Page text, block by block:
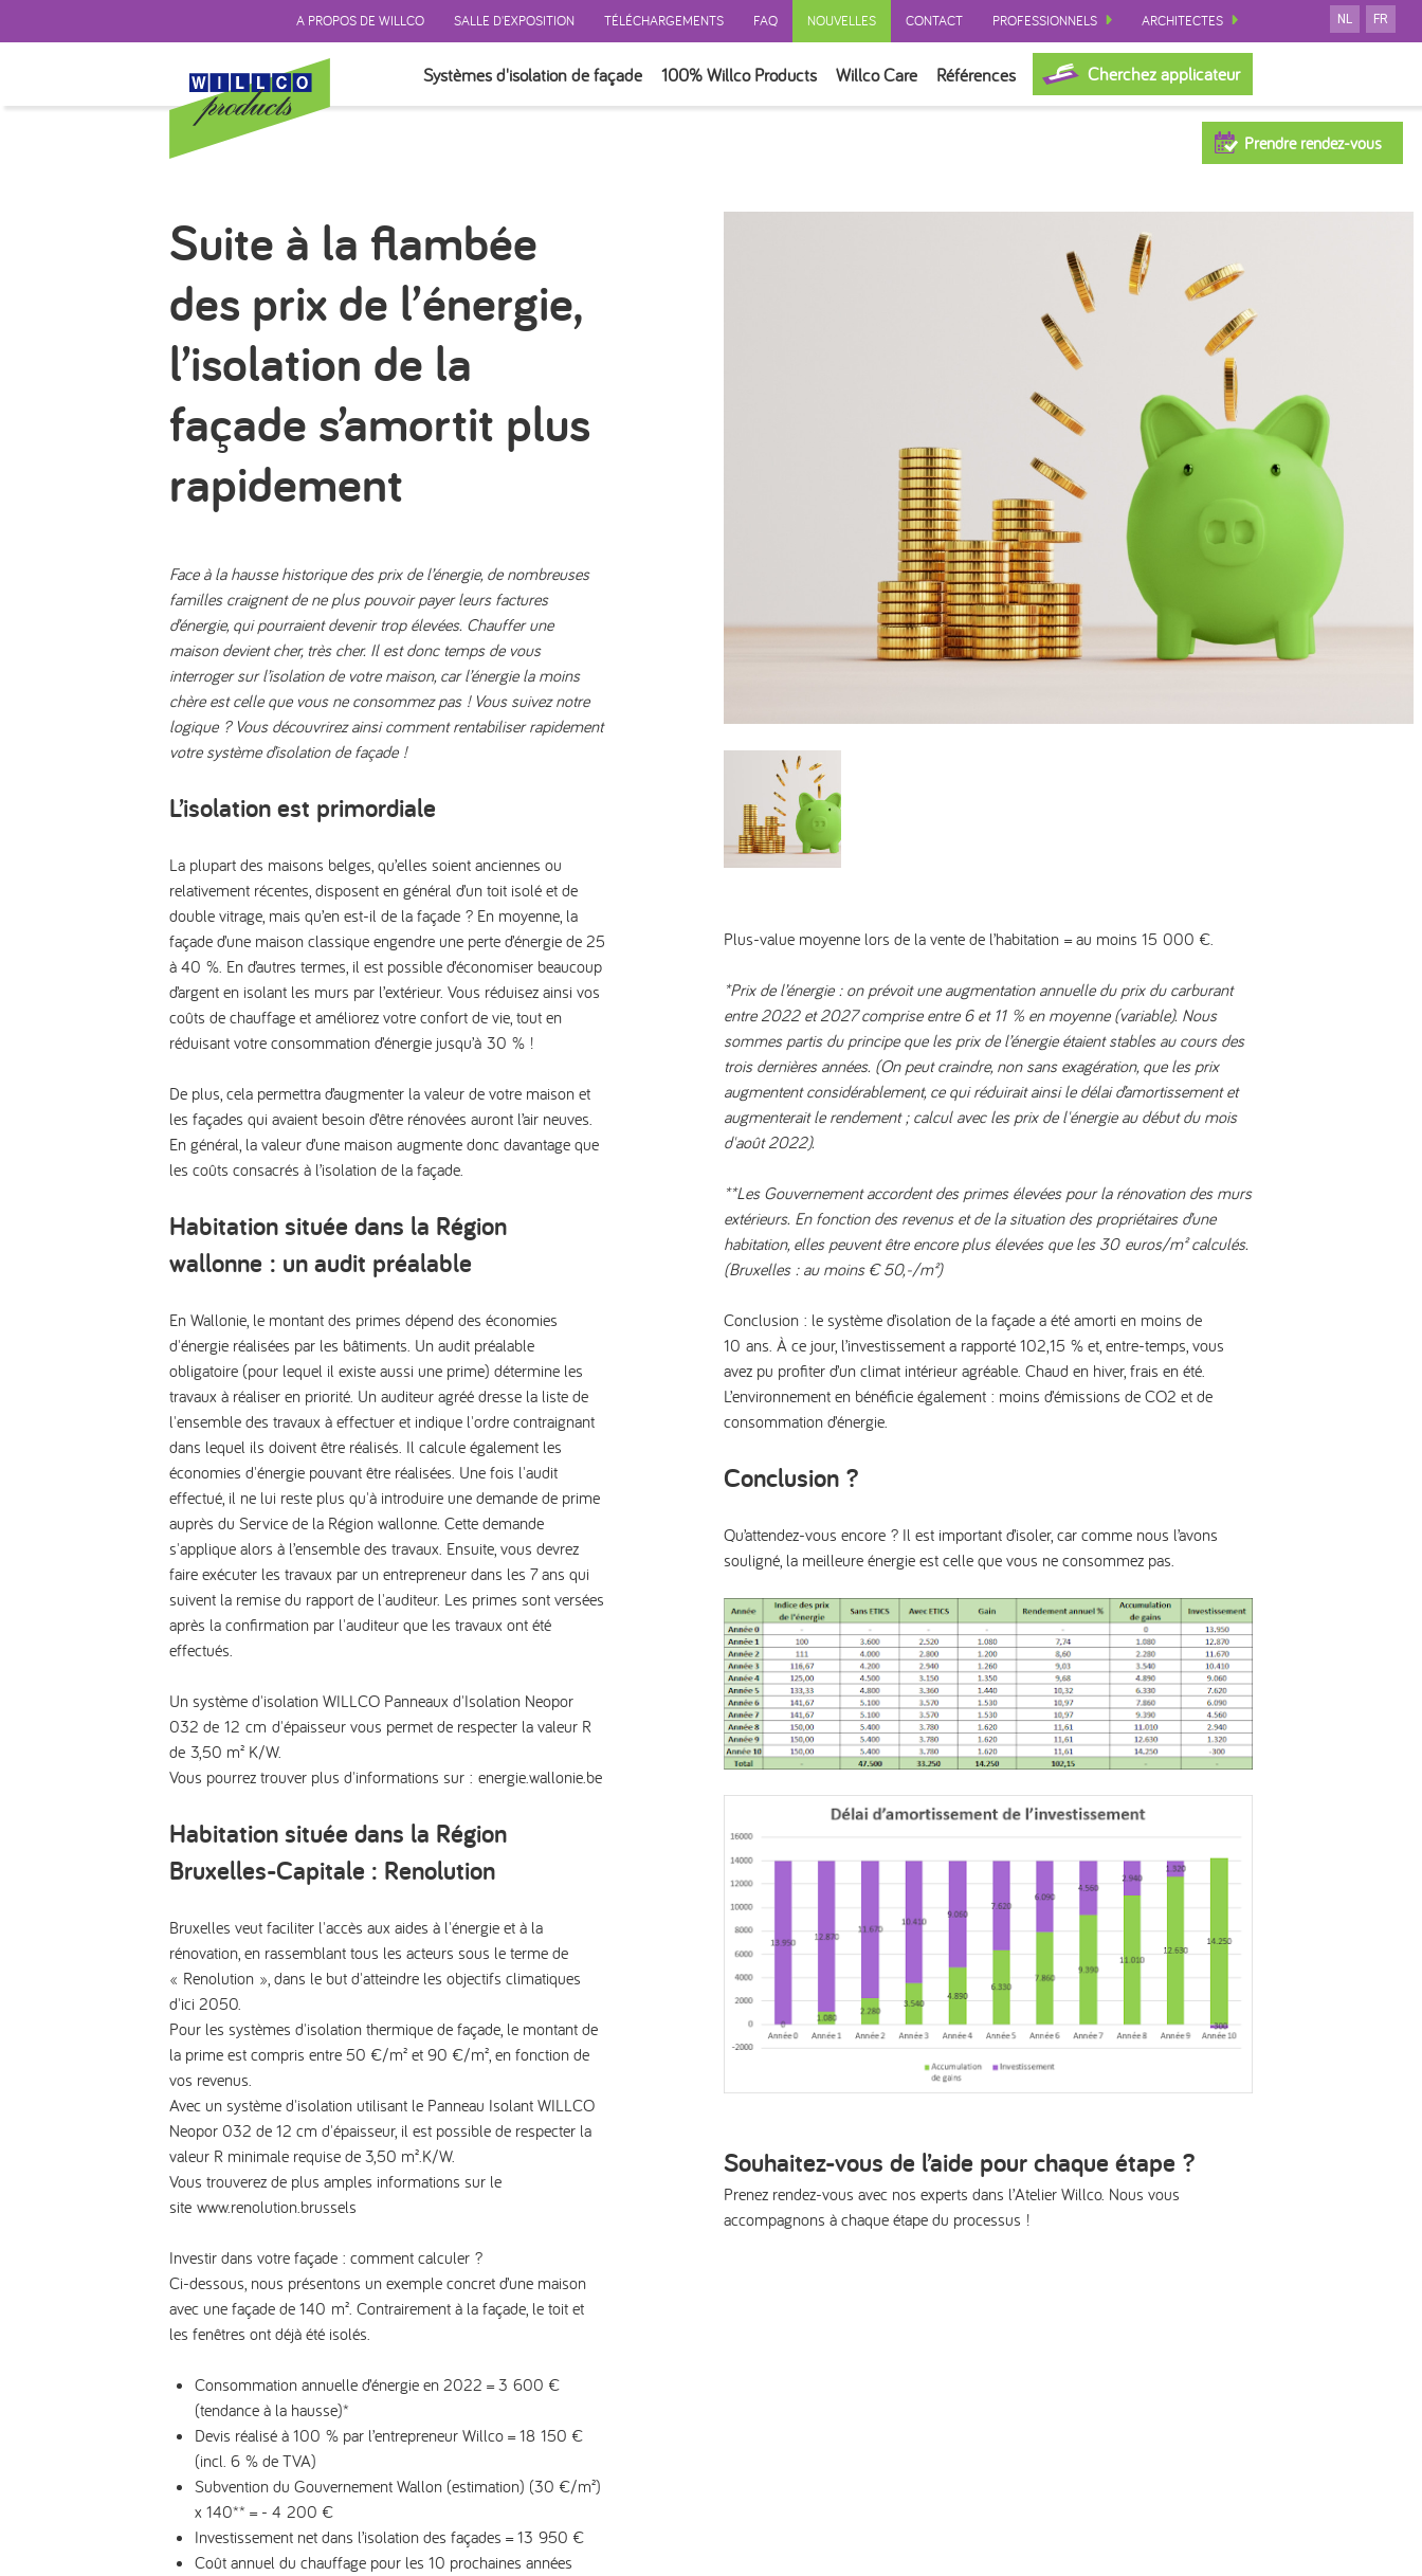
A PROPOS DE WILLCO SALLE D'EXPOSITION TÉLÉCHARGEMENTS FAQ NOUVELLES CONTACT PROFESSIONNELS ARCHITECTES NL FR
Systèmes d'isolation de façade
SYSTÈME VENTILÉ
FINITION
ISOLATION
ACCESSOIRES
100% Willco Products Willco Care Références Cherchez applicateur
Prendre rendez-vous
Suite à la flambée
des prix de l’énergie,
l’isolation de la
façade s’amortit plus
rapidement
Face à la hausse historique des prix de l’énergie, de nombreuses
familles craignent de ne plus pouvoir payer leurs factures
d’énergie, qui pourraient devenir trop élevées. Chauffer une
maison devient cher, très cher. Il est donc temps de vous
interroger sur l’isolation de votre maison, car l’énergie la moins
chère est celle que vous ne consommez pas ! Vous suivez notre
logique ? Vous découvrirez ainsi comment rentabiliser rapidement
votre système d’isolation de façade !
L’isolation est primordiale
La plupart des maisons belges, qu’elles soient anciennes ou
relativement récentes, disposent en général d’un toit isolé et de
double vitrage, mais qu’en est-il de la façade ? En moyenne, la
façade d’une maison classique engendre une perte d’énergie de 25
à 40 %. En d’autres termes, il est possible d’économiser beaucoup
d’argent en isolant les murs par l’extérieur. Vous réduisez ainsi vos
coûts de chauffage et améliorez votre confort de vie, tout en
réduisant votre consommation d’énergie jusqu’à 30 % !
De plus, cela permettra d’augmenter la valeur de votre maison et
les façades qui avaient besoin d’être rénovées auront l’air neuves.
En général, la valeur d’une maison augmente donc davantage que
les coûts consacrés à l’isolation de la façade.
Habitation située dans la Région
wallonne : un audit préalable
En Wallonie, le montant des primes dépend des économies
d'énergie réalisées par les bâtiments. Un audit préalable
obligatoire (pour lequel il existe aussi une prime) détermine les
travaux à réaliser en priorité. Un auditeur agréé dresse la liste de
l'ensemble des travaux à effectuer et indique l'ordre contraignant
dans lequel ils doivent être réalisés. Il calcule également les
économies d'énergie pouvant être réalisées. Une fois l'audit
effectué, il ne lui reste plus qu'à introduire une demande de prime
auprès du Service de la Région wallonne. Cette demande
s'applique alors à l’ensemble des travaux. Ensuite, vous devrez
faire exécuter les travaux par un entrepreneur dans les 7 ans qui
suivent la remise du rapport de l'auditeur. Les primes sont versées
après la confirmation par l'auditeur que les travaux ont été
effectués.
Un système d'isolation WILLCO Panneaux d'Isolation Neopor
032 de 12 cm d'épaisseur vous permet de respecter la valeur R
de 3,50 m² K/W.
Vous pourrez trouver plus d'informations sur : energie.wallonie.be
Habitation située dans la Région
Bruxelles-Capitale : Renolution
Bruxelles veut faciliter l'accès aux aides à l'énergie et à la
rénovation, en rassemblant tous les acteurs sous le terme de
« Renolution », dans le but d'atteindre les objectifs climatiques
d'ici 2050.
Pour les systèmes d'isolation thermique de façade, le montant de
la prime est compris entre 50 €/m² et 90 €/m², en fonction de
vos revenus.
Avec un système d'isolation utilisant le Panneau Isolant WILLCO
Neopor 032 de 12 cm d'épaisseur, il est possible de respecter la
valeur R minimale requise de 3,50 m².K/W.
Vous trouverez de plus amples informations sur le
site www.renolution.brussels
Investir dans votre façade : comment calculer ?
Ci-dessous, nous présentons un exemple concret d’une maison
avec une façade de 140 m². Contrairement à la façade, le toit et
les fenêtres ont déjà été isolés.
Consommation annuelle d’énergie en 2022 = 3 600 €
(tendance à la hausse)*
Devis réalisé à 100 % par l’entrepreneur Willco = 18 150 €
(incl. 6 % de TVA)
Subvention du Gouvernement Wallon (estimation) (30 €/m²)
x 140** = - 4 200 €
Investissement net dans l’isolation des façades =13 950 €
Coût annuel du chauffage pour les 10 prochaines années
Plus-value moyenne lors de la vente de l’habitation = au moins 15 000 €.
*Prix de l’énergie : on prévoit une augmentation annuelle du prix du carburant
entre 2022 et 2027 comprise entre 6 et 11 % en moyenne (variable). Nous
sommes partis du principe que les prix de l’énergie étaient stables au cours des
trois dernières années. (On peut craindre, non sans exagération, que les prix
augmentent considérablement, ce qui réduirait ainsi le délai d’amortissement et
augmenterait le rendement ; calcul avec les prix de l'énergie au début du mois
d'août 2022).
**Les Gouvernement accordent des primes élevées pour la rénovation des murs
extérieurs. En fonction des revenus et de la situation des propriétaires d’une
habitation, elles peuvent être encore plus élevées que les 30 euros/m² calculés.
(Bruxelles : au moins € 50,-/m²)
Conclusion : le système d’isolation de la façade a été amorti en moins de
10 ans. À ce jour, l’investissement a rapporté 102,15 % et, entre-temps, vous
avez pu profiter d’un climat intérieur agréable. Chaud en hiver, frais en été.
L’environnement en bénéficie également : moins d’émissions de CO2 et de
consommation d’énergie.
Conclusion ?
Qu’attendez-vous encore ? Il est important d’isoler, car comme nous l’avons
souligné, la meilleure énergie est celle que vous ne consommez pas.
Souhaitez-vous de l’aide pour chaque étape ?
Prenez rendez-vous avec nos experts dans l’Atelier Willco. Nous vous
accompagnons à chaque étape du processus !